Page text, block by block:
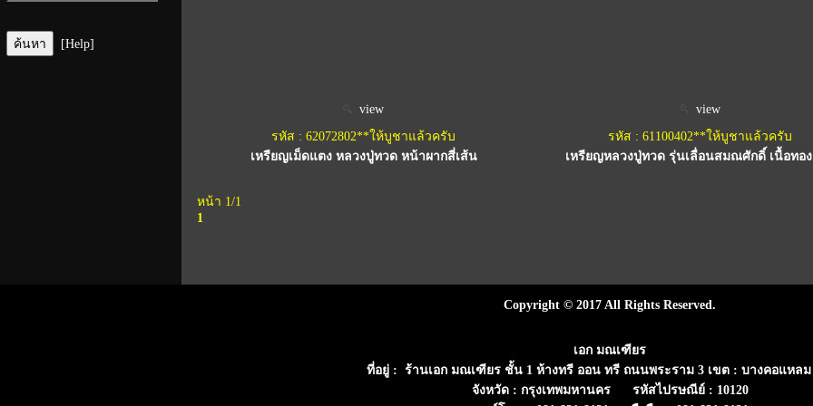
[Help]
view
รหัส : 62072802**ให้บูชาแล้วครับ
เหรียญเม็ดแตง หลวงปู่ทวด หน้าผากสี่เส้น
view
รหัส : 61100402**ให้บูชาแล้วครับ
เหรียญหลวงปู่ทวด รุ่นเลื่อนสมณศักดิ์ เนื้อทอ
หน้า 1/1
1
Copyright © 2017 All Rights Reserved.
เอก มณเฑียร
ที่อยู่ : ร้านเอก มณเฑียร ชั้น 1 ห้างทรี ออน ทรี ถนนพระราม 3 เขต : บางคอแหล
จังหวัด : กรุงเทพมหานคร รหัสไปรษณีย์ : 10120